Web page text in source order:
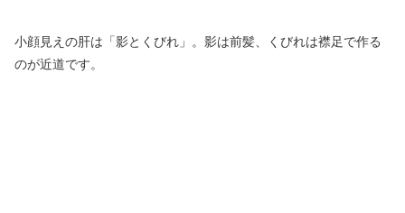
小顔見えの肝は「影とくびれ」。影は前髪、くびれは襟足で作る
のが近道です。